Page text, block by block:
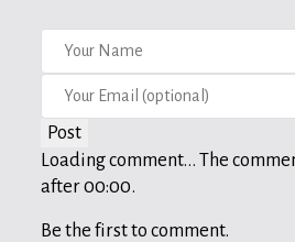
Post
Loading comment... The
after00:00.
Be the first to comment.